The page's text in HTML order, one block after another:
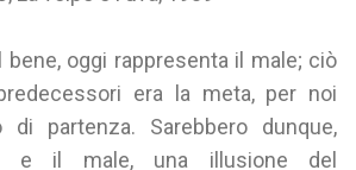
bene, oggi rappresenta il male; ciò
era la meta, per noi
partenza. Sarebbero dunque,
e il male, una illusione del